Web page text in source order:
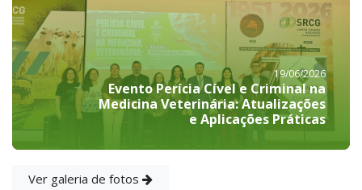
19/06/2026
Evento Perícia Cível e Criminal na
Medicina Veterinária: Atualizações
e Aplicações Práticas
Ver galeria de fotos